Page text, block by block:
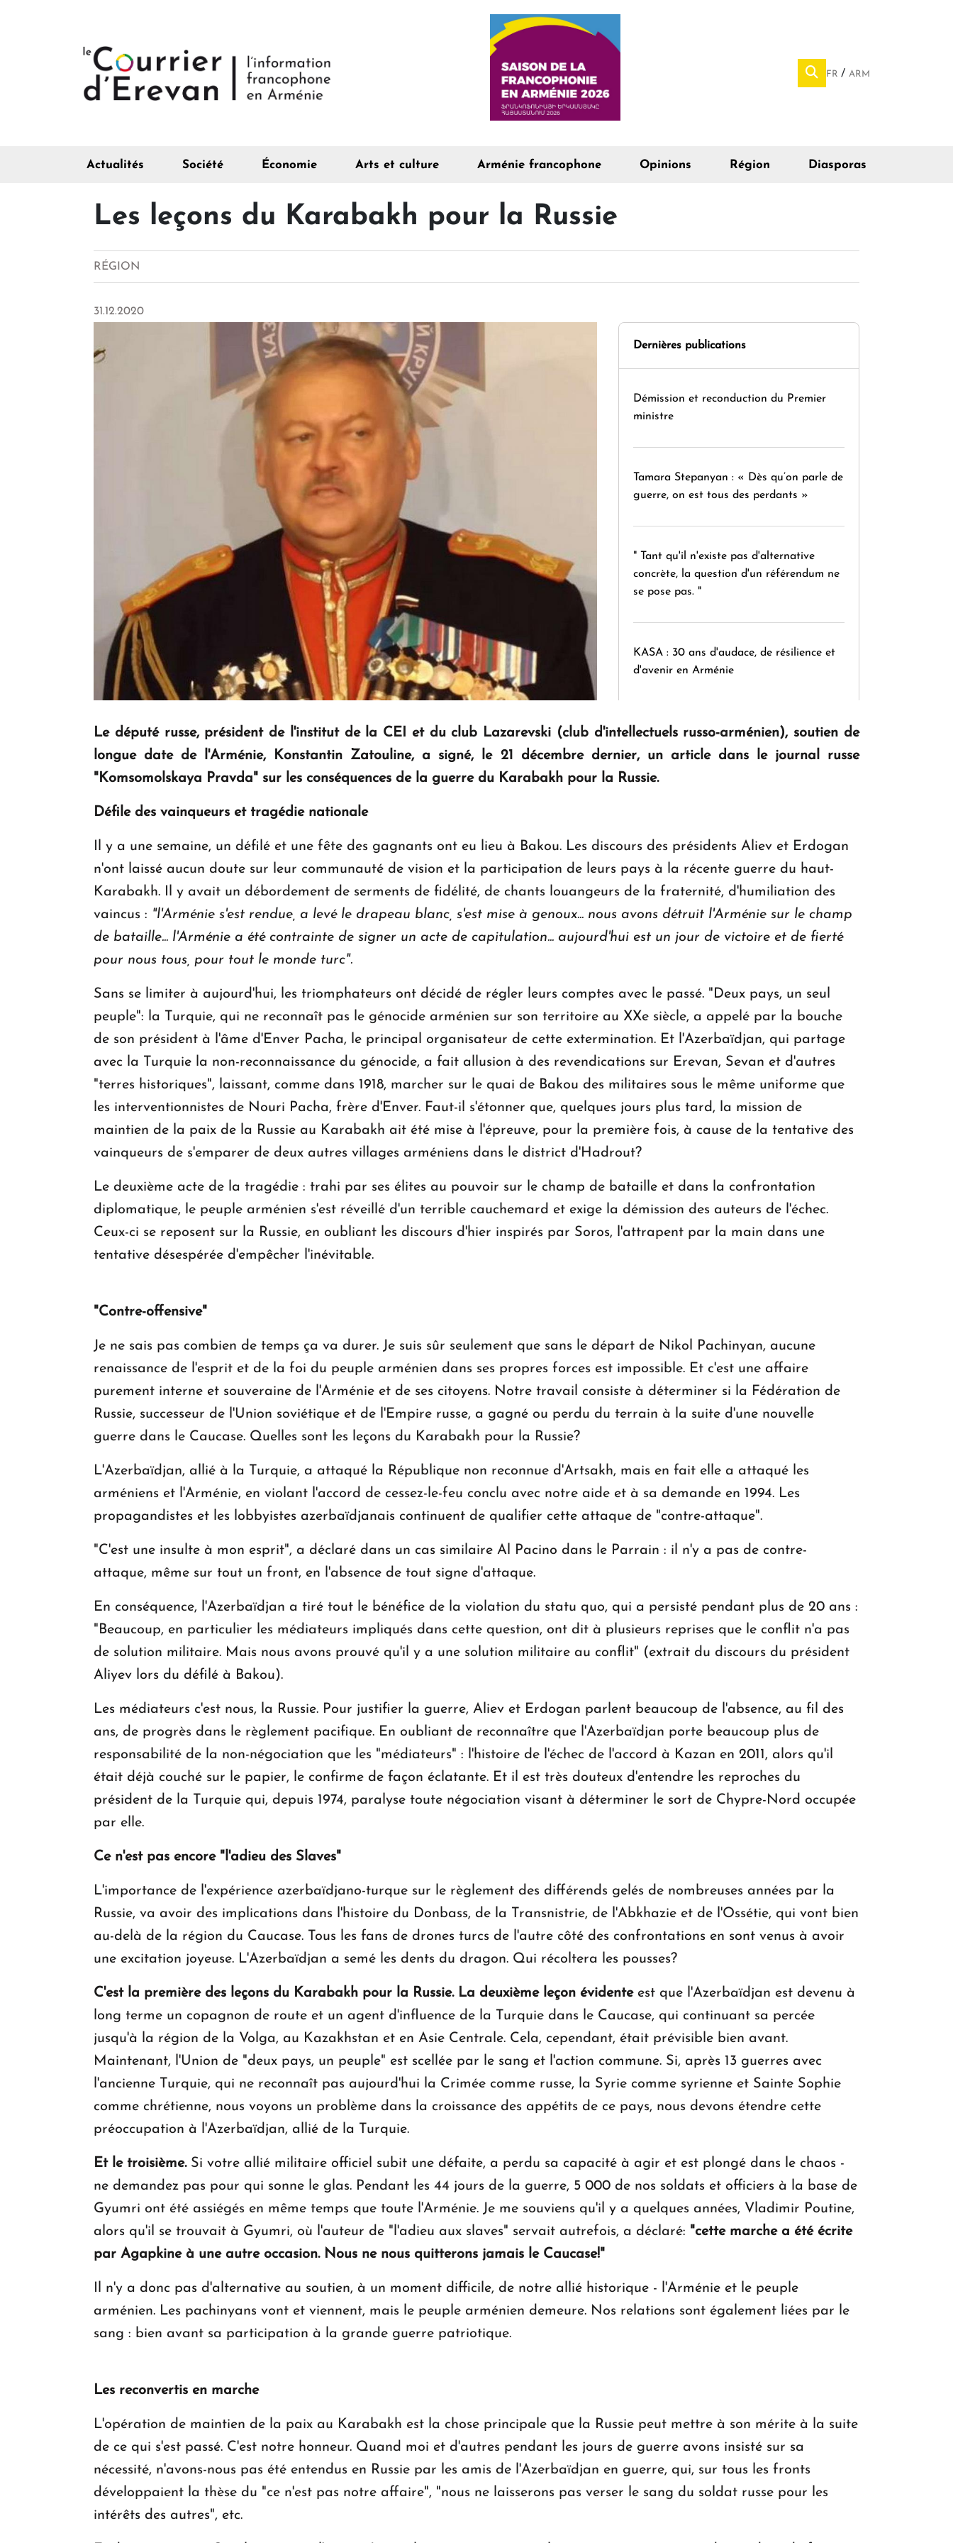
FR ARM
Actualités Société Économie Arts et culture Arménie francophone Opinions Région Diasporas
Les leçons du Karabakh pour la Russie
RÉGION
31.12.2020
Dernières publications
Démission et reconduction du Premier
ministre
Tamara Stepanyan : « Dès qu’on parle de
guerre, on est tous des perdants »
" Tant qu'il n'existe pas d'alternative
concrète, la question d'un référendum ne
se pose pas. "
KASA : 30 ans d'audace, de résilience et
d'avenir en Arménie
Le premier hôtel Hyatt Regency
d'Arménie ouvrira ses portes à Dilijan
Le député russe, président de l'institut de la CEI et du club Lazarevski (club d'intellectuels russo-arménien), soutien de
longue date de l'Arménie, Konstantin Zatouline, a signé, le 21 décembre dernier, un article dans le journal russe
"Komsomolskaya Pravda" sur les conséquences de la guerre du Karabakh pour la Russie.
Défile des vainqueurs et tragédie nationale
Il y a une semaine, un défilé et une fête des gagnants ont eu lieu à Bakou. Les discours des présidents Aliev et Erdogan
n'ont laissé aucun doute sur leur communauté de vision et la participation de leurs pays à la récente guerre du haut-
Karabakh. Il y avait un débordement de serments de fidélité, de chants louangeurs de la fraternité, d'humiliation des
vaincus : "l'Arménie s'est rendue, a levé le drapeau blanc, s'est mise à genoux... nous avons détruit l'Arménie sur le champ
de bataille... l'Arménie a été contrainte de signer un acte de capitulation... aujourd'hui est un jour de victoire et de fierté
pour nous tous, pour tout le monde turc".
Sans se limiter à aujourd'hui, les triomphateurs ont décidé de régler leurs comptes avec le passé. "Deux pays, un seul
peuple": la Turquie, qui ne reconnaît pas le génocide arménien sur son territoire au XXe siècle, a appelé par la bouche
de son président à l'âme d'Enver Pacha, le principal organisateur de cette extermination. Et l'Azerbaïdjan, qui partage
avec la Turquie la non-reconnaissance du génocide, a fait allusion à des revendications sur Erevan, Sevan et d'autres
"terres historiques", laissant, comme dans 1918, marcher sur le quai de Bakou des militaires sous le même uniforme que
les interventionnistes de Nouri Pacha, frère d'Enver. Faut-il s'étonner que, quelques jours plus tard, la mission de
maintien de la paix de la Russie au Karabakh ait été mise à l'épreuve, pour la première fois, à cause de la tentative des
vainqueurs de s'emparer de deux autres villages arméniens dans le district d'Hadrout?
Le deuxième acte de la tragédie : trahi par ses élites au pouvoir sur le champ de bataille et dans la confrontation
diplomatique, le peuple arménien s'est réveillé d'un terrible cauchemard et exige la démission des auteurs de l'échec.
Ceux-ci se reposent sur la Russie, en oubliant les discours d'hier inspirés par Soros, l'attrapent par la main dans une
tentative désespérée d'empêcher l'inévitable.
"Contre-offensive"
Je ne sais pas combien de temps ça va durer. Je suis sûr seulement que sans le départ de Nikol Pachinyan, aucune
renaissance de l'esprit et de la foi du peuple arménien dans ses propres forces est impossible. Et c'est une affaire
purement interne et souveraine de l'Arménie et de ses citoyens. Notre travail consiste à déterminer si la Fédération de
Russie, successeur de l'Union soviétique et de l'Empire russe, a gagné ou perdu du terrain à la suite d'une nouvelle
guerre dans le Caucase. Quelles sont les leçons du Karabakh pour la Russie?
L'Azerbaïdjan, allié à la Turquie, a attaqué la République non reconnue d'Artsakh, mais en fait elle a attaqué les
arméniens et l'Arménie, en violant l'accord de cessez-le-feu conclu avec notre aide et à sa demande en 1994. Les
propagandistes et les lobbyistes azerbaïdjanais continuent de qualifier cette attaque de "contre-attaque".
"C'est une insulte à mon esprit", a déclaré dans un cas similaire Al Pacino dans le Parrain : il n'y a pas de contre-
attaque, même sur tout un front, en l'absence de tout signe d'attaque.
En conséquence, l'Azerbaïdjan a tiré tout le bénéfice de la violation du statu quo, qui a persisté pendant plus de 20 ans :
"Beaucoup, en particulier les médiateurs impliqués dans cette question, ont dit à plusieurs reprises que le conflit n'a pas
de solution militaire. Mais nous avons prouvé qu'il y a une solution militaire au conflit" (extrait du discours du président
Aliyev lors du défilé à Bakou).
Les médiateurs c'est nous, la Russie. Pour justifier la guerre, Aliev et Erdogan parlent beaucoup de l'absence, au fil des
ans, de progrès dans le règlement pacifique. En oubliant de reconnaître que l'Azerbaïdjan porte beaucoup plus de
responsabilité de la non-négociation que les "médiateurs" : l'histoire de l'échec de l'accord à Kazan en 2011, alors qu'il
était déjà couché sur le papier, le confirme de façon éclatante. Et il est très douteux d'entendre les reproches du
président de la Turquie qui, depuis 1974, paralyse toute négociation visant à déterminer le sort de Chypre-Nord occupée
par elle.
Ce n'est pas encore "l'adieu des Slaves"
L'importance de l'expérience azerbaïdjano-turque sur le règlement des différends gelés de nombreuses années par la
Russie, va avoir des implications dans l'histoire du Donbass, de la Transnistrie, de l'Abkhazie et de l'Ossétie, qui vont bien
au-delà de la région du Caucase. Tous les fans de drones turcs de l'autre côté des confrontations en sont venus à avoir
une excitation joyeuse. L'Azerbaïdjan a semé les dents du dragon. Qui récoltera les pousses?
C'est la première des leçons du Karabakh pour la Russie. La deuxième leçon évidenteest que l'Azerbaïdjan est devenu à
long terme un copagnon de route et un agent d'influence de la Turquie dans le Caucase, qui continuant sa percée
jusqu'à la région de la Volga, au Kazakhstan et en Asie Centrale. Cela, cependant, était prévisible bien avant.
Maintenant, l'Union de "deux pays, un peuple" est scellée par le sang et l'action commune. Si, après 13 guerres avec
l'ancienne Turquie, qui ne reconnaît pas aujourd'hui la Crimée comme russe, la Syrie comme syrienne et Sainte Sophie
comme chrétienne, nous voyons un problème dans la croissance des appétits de ce pays, nous devons étendre cette
préoccupation à l'Azerbaïdjan, allié de la Turquie.
Et le troisième.Si votre allié militaire officiel subit une défaite, a perdu sa capacité à agir et est plongé dans le chaos -
ne demandez pas pour qui sonne le glas. Pendant les 44 jours de la guerre, 5 000 de nos soldats et officiers à la base de
Gyumri ont été assiégés en même temps que toute l'Arménie. Je me souviens qu'il y a quelques années, Vladimir Poutine,
alors qu'il se trouvait à Gyumri, où l'auteur de "l'adieu aux slaves" servait autrefois, a déclaré: "cette marche a été écrite
par Agapkine à une autre occasion. Nous ne nous quitterons jamais le Caucase!"
Il n'y a donc pas d'alternative au soutien, à un moment difficile, de notre allié historique - l'Arménie et le peuple
arménien. Les pachinyans vont et viennent, mais le peuple arménien demeure. Nos relations sont également liées par le
sang : bien avant sa participation à la grande guerre patriotique.
Les reconvertis en marche
L'opération de maintien de la paix au Karabakh est la chose principale que la Russie peut mettre à son mérite à la suite
de ce qui s'est passé. C'est notre honneur. Quand moi et d'autres pendant les jours de guerre avons insisté sur sa
nécessité, n'avons-nous pas été entendus en Russie par les amis de l'Azerbaïdjan en guerre, qui, sur tous les fronts
développaient la thèse du "ce n'est pas notre affaire", "nous ne laisserons pas verser le sang du soldat russe pour les
intérêts des autres", etc.